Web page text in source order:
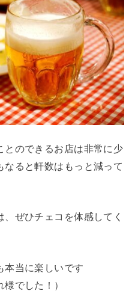
とのできるお店は非常に少
なると軒数はもっと減って
ぜひチェコを体感してく
本当に楽しいです
でした！）